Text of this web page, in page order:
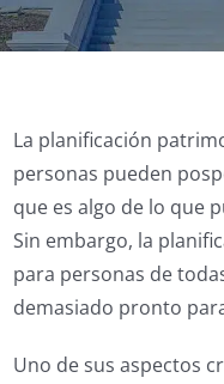
La planificación
personas pueden
que es algo de lo que
Sin embargo, la
para personas de
demasiado pronto
Uno de sus aspectos